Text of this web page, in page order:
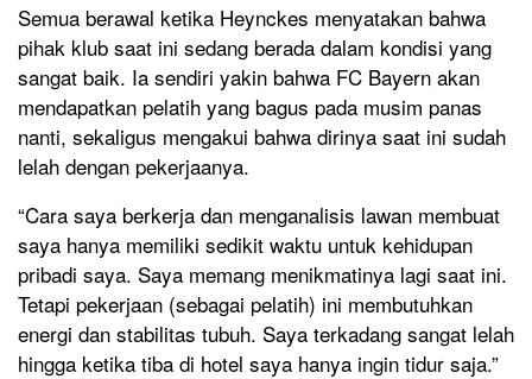
Semua berawal ketika Heynckes menyatakan bahwa
pihak klub saat ini sedang berada dalam kondisi yang
sangat baik. Ia sendiri yakin bahwa FC Bayern akan
mendapatkan pelatih yang bagus pada musim panas
nanti, sekaligus mengakui bahwa dirinya saat ini sudah
lelah dengan pekerjaanya.
“Cara saya berkerja dan menganalisis lawan membuat
saya hanya memiliki sedikit waktu untuk kehidupan
pribadi saya. Saya memang menikmatinya lagi saat ini.
Tetapi pekerjaan (sebagai pelatih) ini membutuhkan
energi dan stabilitas tubuh. Saya terkadang sangat lelah
hingga ketika tiba di hotel saya hanya ingin tidur saja.”